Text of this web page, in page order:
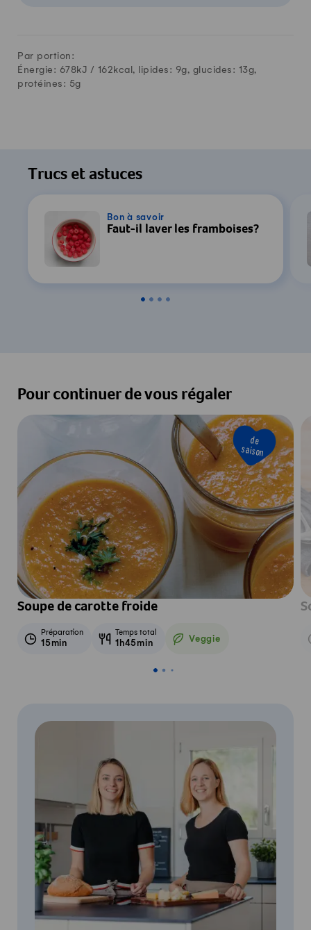
Par portion:
Énergie: 678kJ / 162 kcal, lipides: 9g, glucides: 13g,
protéines: 5g
Trucs et astuces
Bon à savoir
Faut-il laver les framboises?
Pour continuer de vous régaler
de
saison
Soupe de carotte froide
Préparation
15min
Temps total
1h45min Veggie
Veggie